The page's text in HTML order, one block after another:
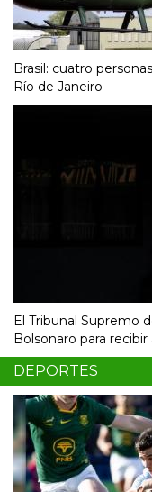
Brasil: cuatro
Río de Janeiro
El Tribunal Supremo
Bolsonaro para
DEPORTES